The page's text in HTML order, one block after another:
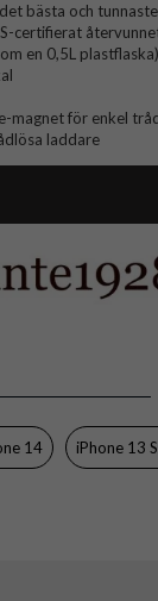
bästa och
certifierat
en 0,5L plastflaska)
magnet för enkel
laddare
14 iPhone 13